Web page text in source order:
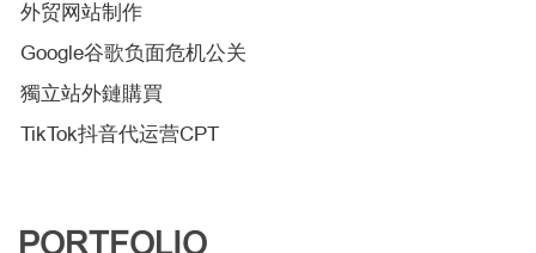
外贸网站制作
Google谷歌负面危机公关
獨立站外鏈購買
TikTok抖音代运营CPT
PORTFOLIO